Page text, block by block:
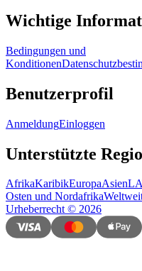
Wichtige
Bedingungen und
Konditionen
Benutzerprofil
AnmeldungEinloggen
Unterstützte
AfrikaKaribikEuropaAsien
Osten und Nordafrika
Urheberrecht© 2026